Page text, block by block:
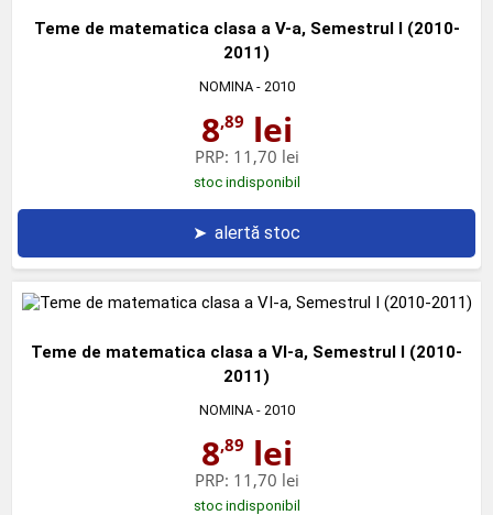
Teme de matematica clasa a V-a, Semestrul I (2010-
2011)
NOMINA- 2010
8,89 lei
PRP: 11,70 lei
stoc indisponibil
➤ alertă stoc
Teme de matematica clasa a VI-a, Semestrul I (2010-
2011)
NOMINA- 2010
8,89 lei
PRP: 11,70 lei
stoc indisponibil